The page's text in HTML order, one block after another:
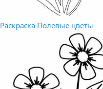
Раскраска Полевые цветы